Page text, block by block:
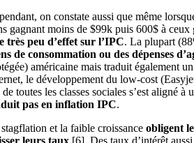
on constate aussi que même
gagnant moins de $99k puis 600$ à
très peu d’effet sur l’IPC. La plupart
de consommation ou des dépenses
américaine mais traduit également
le développement du low-cost
toutes les classes sociales s’est aligné
pas en inflation IPC.
et la faible croissanceobligent
leurs taux [6]. Des taux d’intérêt